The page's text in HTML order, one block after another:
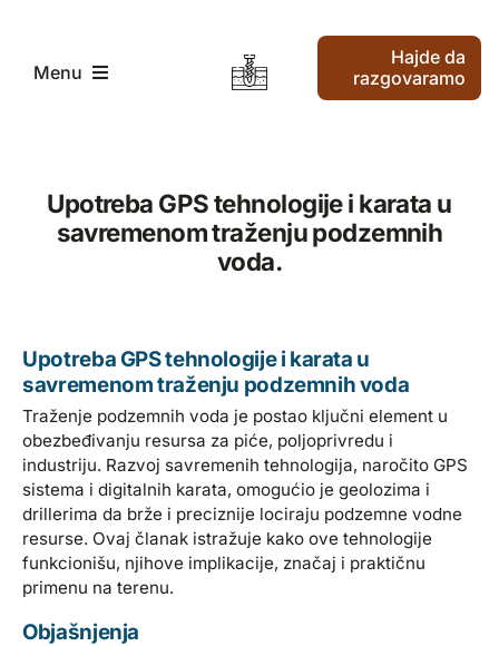
content
Menu
Traženje vode i bušenje vode
Ko smo mi
Najnoviji članci
Hajde da
razgovaramo
Upotreba GPS tehnologije i karata u
savremenom traženju podzemnih
voda.
Upotreba GPS tehnologije i karata u
savremenom traženju podzemnih voda
Traženje podzemnih voda je postao ključni element u
obezbeđivanju resursa za piće, poljoprivredu i
industriju. Razvoj savremenih tehnologija, naročito GPS
sistema i digitalnih karata, omogućio je geolozima i
drillerima da brže i preciznije lociraju podzemne vodne
resurse. Ovaj članak istražuje kako ove tehnologije
funkcionišu, njihove implikacije, značaj i praktičnu
primenu na terenu.
Objašnjenja